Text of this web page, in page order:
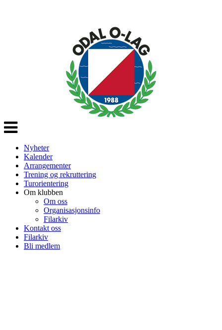
Veksle
navigasjon
Nyheter
Kalender
Arrangementer
Trening og rekruttering
Turorientering
Om klubben
Om oss
Organisasjonsinfo
Filarkiv
Kontakt oss
Filarkiv
Bli medlem